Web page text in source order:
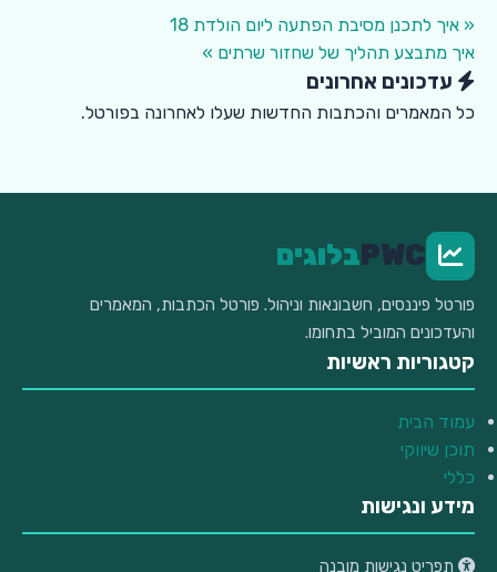
« איך לתכנן מסיבת הפתעה ליום הולדת 18
איך מתבצע תהליך של שחזור שרתים »
עדכונים אחרונים
כל המאמרים והכתבות החדשות שעלו לאחרונה בפורטל.
PWCבלוגים
פורטל פיננסים, חשבונאות וניהול. פורטל הכתבות, המאמרים
והעדכונים המוביל בתחומו.
קטגוריות ראשיות
עמוד הבית
תוכן שיווקי
כללי
מידע ונגישות
תפריט נגישות מובנה